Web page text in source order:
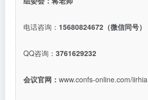
电话咨询： 15680824672（微信同号）
QQ咨询： 3761629232
会议官网： www.confs-online.com/iirhia